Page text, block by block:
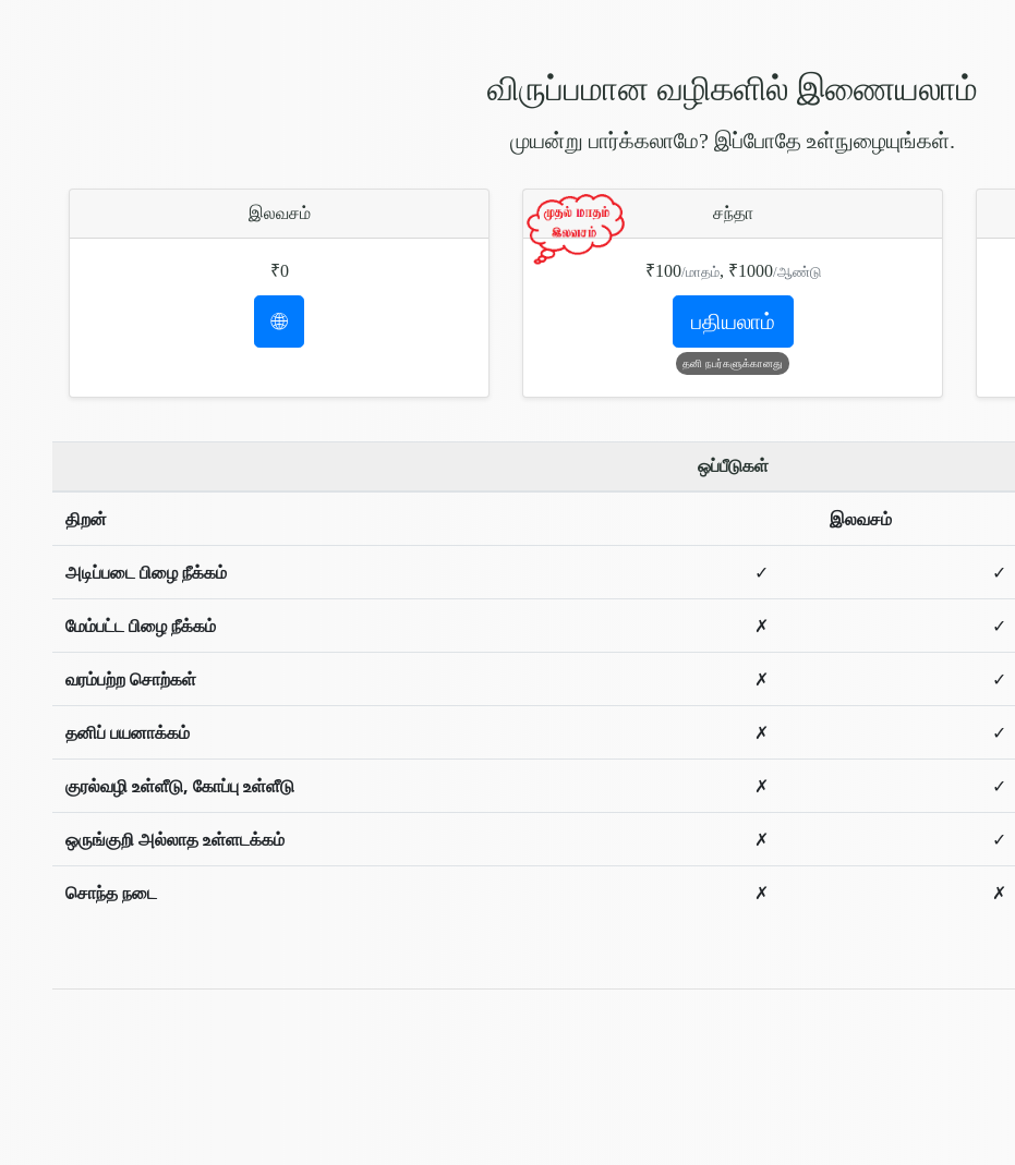
விருப்பமான வழிகளில் இணையலாம்
முயன்று பார்க்கலாமே? இப்போதே உள்நுழையுங்கள்.
இலவசம்
₹0
🌐
சந்தா
₹100/மாதம், ₹1000/ஆண்டு
பதியலாம்
தனி நபர்களுக்கானது
ஒப்பீடுகள்
திறன் இலவசம்
அடிப்படை பிழை நீக்கம் ✓ ✓
மேம்பட்ட பிழை நீக்கம் ✗ ✓
வரம்பற்ற சொற்கள் ✗ ✓
தனிப் பயனாக்கம் ✗ ✓
குரல்வழி உள்ளீடு, கோப்பு உள்ளீடு ✗ ✓
ஒருங்குறி அல்லாத உள்ளடக்கம் ✗ ✓
சொந்த நடை ✗ ✗